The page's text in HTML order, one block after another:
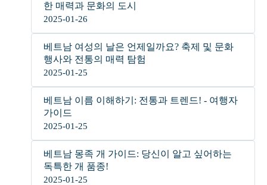
한 매력과 문화의 도시
2025-01-26
베트남 여성의 날은 언제일까요? 축제 및 문화
행사와 전통의 매력 탐험
2025-01-25
베트남 이름 이해하기: 전통과 트렌드! - 여행자
가이드
2025-01-25
베트남 몽족 개 가이드: 당신이 알고 싶어하는
독특한 개 품종!
2025-01-25